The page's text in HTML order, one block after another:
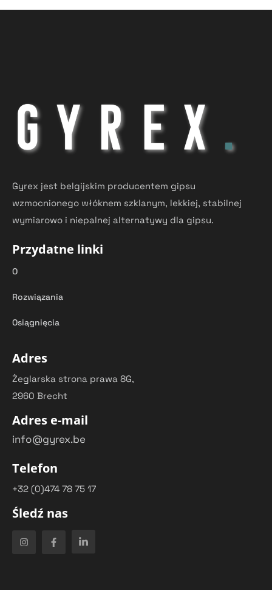
Gyrex jest belgijskim producentem gipsu
wzmocnionego włóknem szklanym, lekkiej, stabilnej
wymiarowo i niepalnej alternatywy dla gipsu.
Przydatne linki
O
Rozwiązania
Osiągnięcia
Adres
Żeglarska strona prawa 8G,
2960 Brecht
Adres e-mail
info@gyrex.be
Telefon
+32 (0)474 78 75 17
Śledź nas